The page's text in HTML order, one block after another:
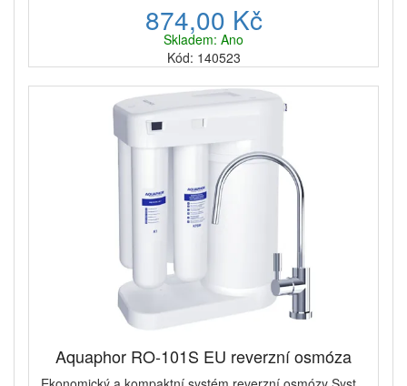
874,00 Kč
Skladem: Ano
Kód: 140523
Aquaphor RO-101S EU reverzní osmóza